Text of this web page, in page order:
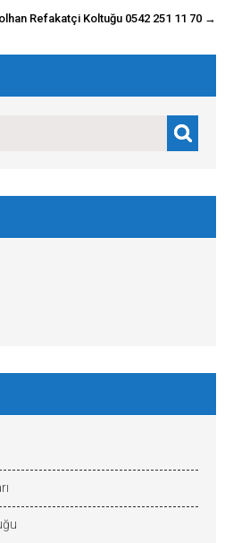
Refakatçi Koltuğu 0542 251 11 70 →